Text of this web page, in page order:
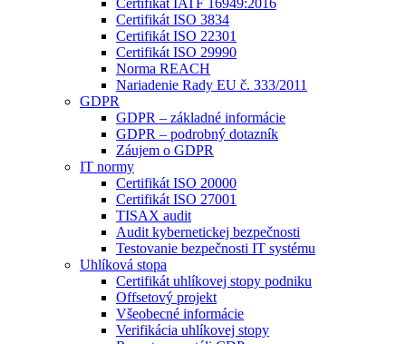
Certifikát IATF 16949:2016
Certifikát ISO 3834
Certifikát ISO 22301
Certifikát ISO 29990
Norma REACH
Nariadenie Rady EU č. 333/2011
GDPR
GDPR – základné informácie
GDPR – podrobný dotazník
Záujem o GDPR
IT normy
Certifikát ISO 20000
Certifikát ISO 27001
TISAX audit
Audit kybernetickej bezpečnosti
Testovanie bezpečnosti IT systému
Uhlíková stopa
Certifikát uhlíkovej stopy podniku
Offsetový projekt
Všeobecné informácie
Verifikácia uhlíkovej stopy